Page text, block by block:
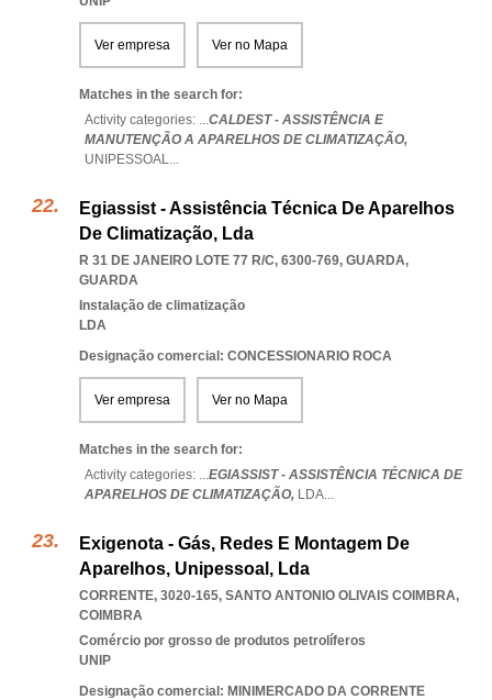
Ver empresa Ver no Mapa
Matches in the search for:
Activity categories: ...CALDEST - ASSISTÊNCIA E
MANUTENÇÃO A APARELHOS DE CLIMATIZAÇÃO,
UNIPESSOAL...
Egiassist - Assistência Técnica De Aparelhos
De Climatização, Lda
R 31 DE JANEIRO LOTE 77 R/C, 6300-769, GUARDA,
GUARDA
Instalação de climatização
LDA
Designação comercial: CONCESSIONARIO ROCA
Ver empresa Ver no Mapa
Matches in the search for:
Activity categories: ...EGIASSIST - ASSISTÊNCIA TÉCNICA DE
APARELHOS DE CLIMATIZAÇÃO, LDA...
Exigenota - Gás, Redes E Montagem De
Aparelhos, Unipessoal, Lda
CORRENTE, 3020-165, SANTO ANTONIO OLIVAIS COIMBRA,
COIMBRA
Comércio por grosso de produtos petrolíferos
UNIP
Designação comercial: MINIMERCADO DA CORRENTE